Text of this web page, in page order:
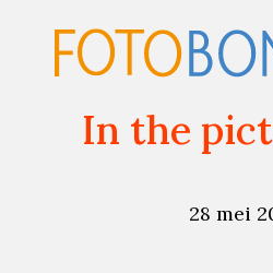
In the
28 mei